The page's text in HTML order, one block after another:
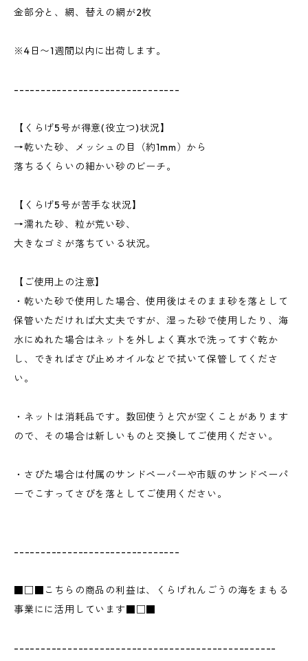
金部分と、網、替えの網が2枚
※4日〜1週間以内に出荷します。
-------------------------------
【くらげ5号が得意(役立つ)状況】
→乾いた砂、メッシュの目（約1mm）から
落ちるくらいの細かい砂のビーチ。
【くらげ5号が苦手な状況】
→濡れた砂、粒が荒い砂、
大きなゴミが落ちている状況。
【ご使用上の注意】
・乾いた砂で使用した場合、使用後はそのまま砂を落として
保管いただければ大丈夫ですが、湿った砂で使用したり、海
水にぬれた場合はネットを外しよく真水で洗ってすぐ乾か
し、できればさび止めオイルなどで拭いて保管してくださ
い。
・ネットは消耗品です。数回使うと穴が空くことがあります
ので、その場合は新しいものと交換してご使用ください。
・さびた場合は付属のサンドペーパーや市販のサンドペーパ
ーでこすってさびを落としてご使用ください。
-------------------------------
■□■こちらの商品の利益は、くらげれんごうの海をまもる
事業にに活用しています■□■
-------------------------------------------------